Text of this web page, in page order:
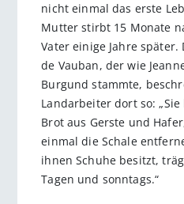
nicht einmal das erste
Mutter stirbt 15 Monate
Vater einige Jahre später.
de Vauban, der wie
Burgund stammte,
Landarbeiter dort so:
Brot aus Gers­te und
einmal die Schale
ihnen Schuhe besitzt,
Tagen und sonntags.“